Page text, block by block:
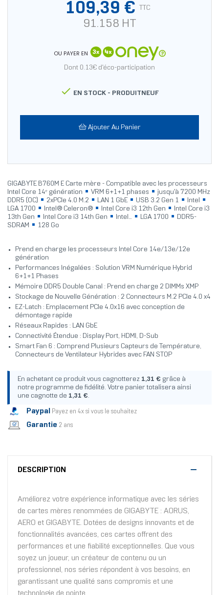
109,39 € TTC
91.158 HT
OU PAYER EN
Dont 0.13€ d'éco-participation
 EN STOCK - PRODUITNEUF
Ajouter Au Panier
GIGABYTE B760M E Carte mère - Compatible avec les processeurs
Intel Core 14ᵉ génération
VRM 6+1+1 phases
jusqu'à 7200 MHz
DDR5 (OC)
2xPCIe 4.0 M.2 LAN 1 GbE USB 3.2 Gen 1
Intel
LGA 1700
Intel® Celeron® Intel Core i3 12th Gen
Intel Core i3
13th Gen
Intel Core i3 14th Gen Intel... LGA 1700
DDR5-
SDRAM
128 Go
Prend en charge les processeurs Intel Core 14e/13e/12e
génération
Performances Inégalées : Solution VRM Numérique Hybrid
6+1+1 Phases
Mémoire DDR5 Double Canal : Prend en charge 2 DIMMs XMP
Stockage de Nouvelle Génération : 2 Connecteurs M.2 PCIe 4.0 x4
EZ-Latch : Emplacement PCIe 4.0x16 avec conception de
démontage rapide
Réseaux Rapides : LAN GbE
Connectivité Étendue : Display Port, HDMI, D-Sub
Smart Fan 6 : Comprend Plusieurs Capteurs de Température,
Connecteurs de Ventilateur Hybrides avec FAN STOP
En achetant ce produit vous cagnotterez 1,31 € grâce à
notre programme de fidélité. Votre panier totalisera ainsi
une cagnotte de 1,31 €.
Paypal Payez en 4x si vous le souhaitez
Garantie 2 ans
DESCRIPTION
Améliorez votre expérience informatique avec les séries
de cartes mères renommées de GIGABYTE : AORUS,
AERO et GIGABYTE. Dotées de designs innovants et de
fonctionnalités avancées, ces cartes offrent des
performances et une fiabilité exceptionnelles. Que vous
soyez un joueur, un créateur de contenu ou un
professionnel, nos séries répondent à vos besoins, en
garantissant une qualité sans compromis et une
technologie de pointe.